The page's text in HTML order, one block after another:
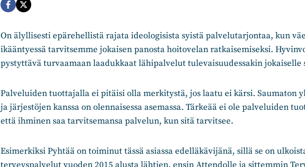
On älyllisesti epärehellistä rajata ideologisista syistä palvelutarjontaa, kun
ikääntyessä tarvitsemme jokaisen panosta hoitovelan ratkaisemiseksi.
pystyttävä turvaamaan laadukkaat lähipalvelut tulevaisuudessakin jokaiselle
Palveluiden tuottajalla ei pitäisi olla merkitystä, jos laatu ei kärsi. Saumaton
ja järjestöjen kanssa on olennaisessa asemassa. Tärkeää ei ole palveluiden
että ihminen saa tarvitsemansa palvelun, kun sitä tarvitsee.
Esimerkiksi Pyhtää on toiminut tässä asiassa edelläkävijänä, sillä se on